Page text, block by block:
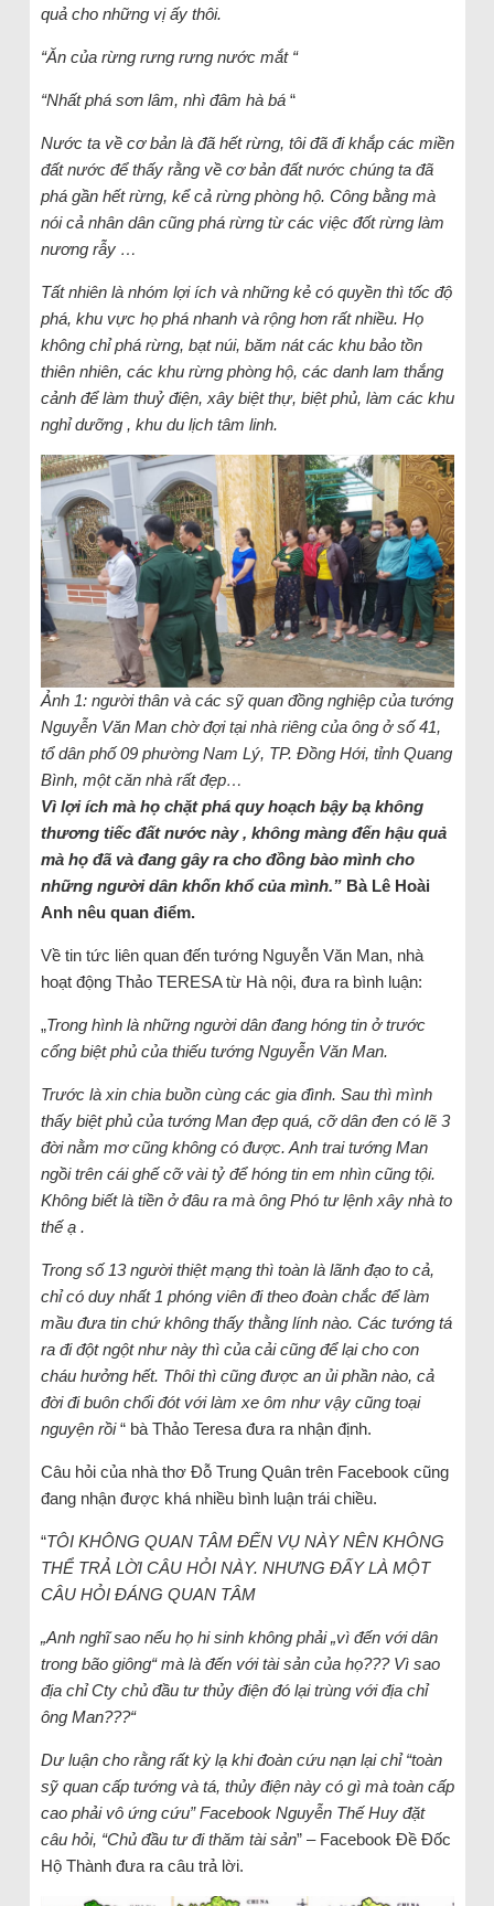
quả cho những vị ấy thôi.
“Ăn của rừng rưng rưng nước mắt “
“Nhất phá sơn lâm, nhì đâm hà bá“
Nước ta về cơ bản là đã hết rừng, tôi đã đi khắp các miền
đất nước để thấy rằng về cơ bản đất nước chúng ta đã
phá gần hết rừng, kể cả rừng phòng hộ. Công bằng mà
nói cả nhân dân cũng phá rừng từ các việc đốt rừng làm
nương rẫy …
Tất nhiên là nhóm lợi ích và những kẻ có quyền thì tốc độ
phá, khu vực họ phá nhanh và rộng hơn rất nhiều. Họ
không chỉ phá rừng, bạt núi, băm nát các khu bảo tồn
thiên nhiên, các khu rừng phòng hộ, các danh lam thắng
cảnh để làm thuỷ điện, xây biệt thự, biệt phủ, làm các khu
nghỉ dưỡng , khu du lịch tâm linh.
Ảnh 1: người thân và các sỹ quan đồng nghiệp của tướng
Nguyễn Văn Man chờ đợi tại nhà riêng của ông ở số 41,
tổ dân phố 09 phường Nam Lý, TP. Đồng Hới, tỉnh Quang
Bình, một căn nhà rất đẹp…
Vì lợi ích mà họ chặt phá quy hoạch bậy bạ không
thương tiếc đất nước này , không màng đến hậu quả
mà họ đã và đang gây ra cho đồng bào mình cho
những người dân khốn khổ của mình.”Bà Lê Hoài
Anh nêu quan điểm.
Về tin tức liên quan đến tướng Nguyễn Văn Man, nhà
hoạt động Thảo TERESA từ Hà nội, đưa ra bình luận:
„Trong hình là những người dân đang hóng tin ở trước
cổng biệt phủ của thiếu tướng Nguyễn Văn Man.
Trước là xin chia buồn cùng các gia đình. Sau thì mình
thấy biệt phủ của tướng Man đẹp quá, cỡ dân đen có lẽ 3
đời nằm mơ cũng không có được. Anh trai tướng Man
ngồi trên cái ghế cỡ vài tỷ để hóng tin em nhìn cũng tội.
Không biết là tiền ở đâu ra mà ông Phó tư lệnh xây nhà to
thế ạ .
Trong số 13 người thiệt mạng thì toàn là lãnh đạo to cả,
chỉ có duy nhất 1 phóng viên đi theo đoàn chắc để làm
mầu đưa tin chứ không thấy thằng lính nào. Các tướng tá
ra đi đột ngột như này thì của cải cũng để lại cho con
cháu hưởng hết. Thôi thì cũng được an ủi phần nào, cả
đời đi buôn chổi đót với làm xe ôm như vậy cũng toại
nguyện rồi“ bà Thảo Teresa đưa ra nhận định.
Câu hỏi của nhà thơ Đỗ Trung Quân trên Facebook cũng
đang nhận được khá nhiều bình luận trái chiều.
“TÔI KHÔNG QUAN TÂM ĐẾN VỤ NÀY NÊN KHÔNG
THỂ TRẢ LỜI CÂU HỎI NÀY. NHƯNG ĐẤY LÀ MỘT
CÂU HỎI ĐÁNG QUAN TÂM
„Anh nghĩ sao nếu họ hi sinh không phải „vì đến với dân
trong bão giông“ mà là đến với tài sản của họ??? Vì sao
địa chỉ Cty chủ đầu tư thủy điện đó lại trùng với địa chỉ
ông Man???“
Dư luận cho rằng rất kỳ lạ khi đoàn cứu nạn lại chỉ “toàn
sỹ quan cấp tướng và tá, thủy điện này có gì mà toàn cấp
cao phải vô ứng cứu” Facebook Nguyễn Thế Huy đặt
câu hỏi, “Chủ đầu tư đi thăm tài sản” – Facebook Đề Đốc
Hộ Thành đưa ra câu trả lời.